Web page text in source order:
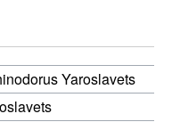
Yaroslavets